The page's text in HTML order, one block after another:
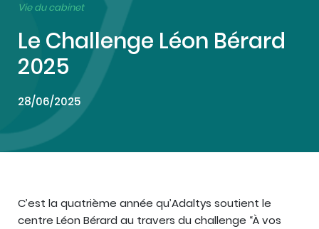
Vie du cabinet
Le Challenge Léon Bérard
2025
28/06/2025
C’est la quatrième année qu’Adaltys soutient le
centre Léon Bérard au travers du challenge “À vos